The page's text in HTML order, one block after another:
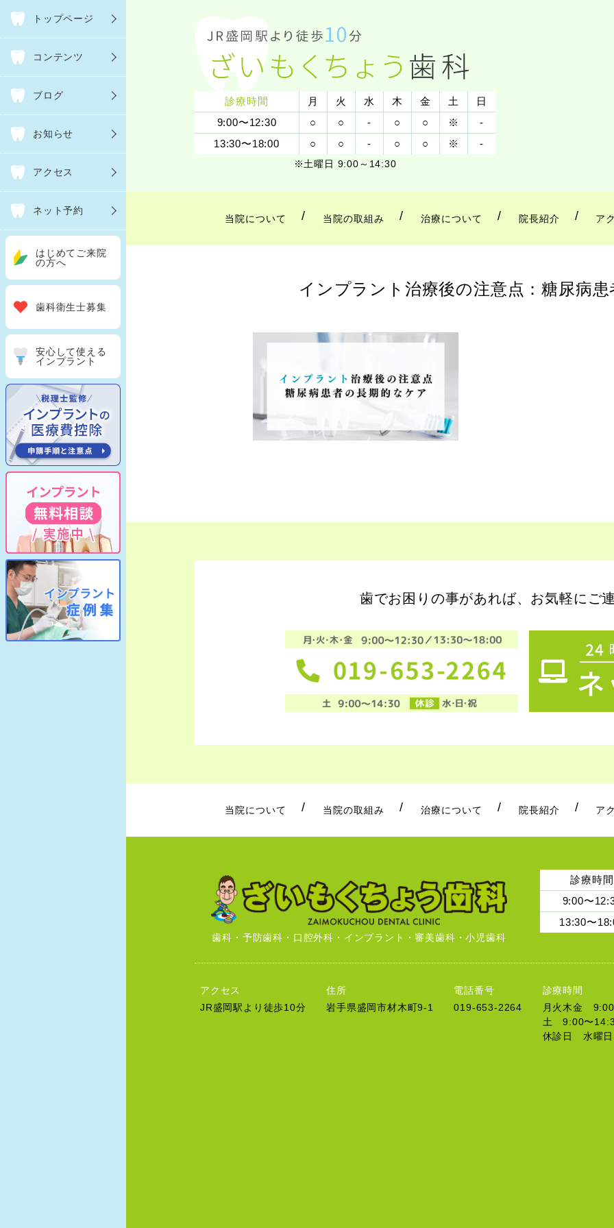
診療時間 月 火 水 木 金 土
日
9:00〜12:30
○ ○ - ○ ○ ※
-
13:30〜18:00
○ ○ - ○ ○ ※ -
※土曜日 9:00～14:30
当院について 当院の取組み 治療について 院長紹介 ア
トップページ
コンテンツ
ブログ
お知らせ
アクセス
ネット予約
はじめてご来院
の方へ
歯科衛生士募集
安心して使える
インプラント
インプラント治療後の注意点：糖尿病
歯でお困りの事があれば、お気軽にご
当院について 当院の取組み 治療について 院長紹介 ア
歯科・予防歯科・口腔外科・インプラント・審美歯科・小児歯科
診療時間
9:00〜
13:30〜
アクセス
JR盛岡駅より徒歩10分
住所
岩手県盛岡市材木町9-1
電話番号
019-653-2264
診療時間
月火木金
土 9:00〜
休診日 水曜日